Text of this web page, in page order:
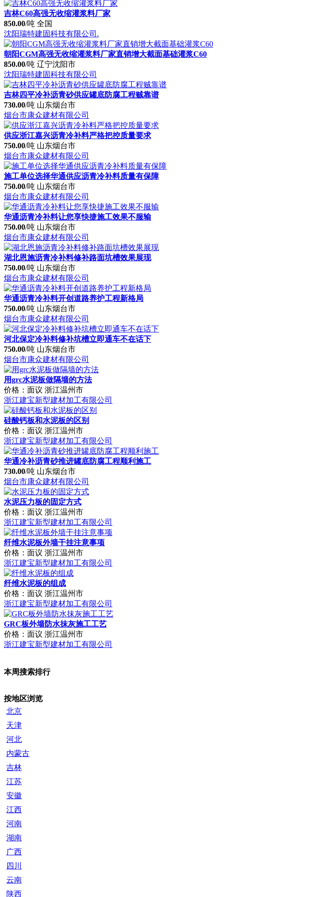
吉林C60高强无收缩灌浆料厂家
850.00/吨 全国
沈阳瑞特建固科技有限公司.
朝阳CGM高强无收缩灌浆料厂家直销增大截面基础灌浆C60
850.00/吨 辽宁沈阳市
沈阳瑞特建固科技有限公司
吉林四平冷补沥青砂供应罐底防腐工程贼靠谱
730.00/吨 山东烟台市
烟台市康众建材有限公司
供应浙江嘉兴沥青冷补料严格把控质量要求
750.00/吨 山东烟台市
烟台市康众建材有限公司
施工单位选择华通供应沥青冷补料质量有保障
750.00/吨 山东烟台市
烟台市康众建材有限公司
华通沥青冷补料让您享快捷施工效果不服输
750.00/吨 山东烟台市
烟台市康众建材有限公司
湖北恩施沥青冷补料修补路面坑槽效果展现
750.00/吨 山东烟台市
烟台市康众建材有限公司
华通沥青冷补料开创道路养护工程新格局
750.00/吨 山东烟台市
烟台市康众建材有限公司
河北保定冷补料修补坑槽立即通车不在话下
750.00/吨 山东烟台市
烟台市康众建材有限公司
用grc水泥板做隔墙的方法
价格：面议 浙江温州市
浙江建宝新型建材加工有限公司
硅酸钙板和水泥板的区别
价格：面议 浙江温州市
浙江建宝新型建材加工有限公司
华通冷补沥青砂推进罐底防腐工程顺利施工
730.00/吨 山东烟台市
烟台市康众建材有限公司
水泥压力板的固定方式
价格：面议 浙江温州市
浙江建宝新型建材加工有限公司
纤维水泥板外墙干挂注意事项
价格：面议 浙江温州市
浙江建宝新型建材加工有限公司
纤维水泥板的组成
价格：面议 浙江温州市
浙江建宝新型建材加工有限公司
GRC板外墙防水抹灰施工工艺
价格：面议 浙江温州市
浙江建宝新型建材加工有限公司
本周搜索排行
按地区浏览
北京
天津
河北
内蒙古
吉林
江苏
安徽
江西
河南
湖南
广西
四川
云南
陕西